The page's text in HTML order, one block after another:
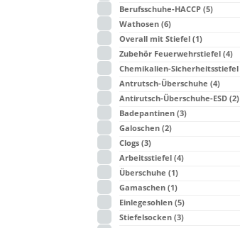
Berufsschuhe-HACCP (5)
Wathosen (6)
Overall mit Stiefel (1)
Zubehör Feuerwehrstiefel (4)
Chemikalien-Sicherheitsstiefel
Antrutsch-Überschuhe (4)
Antirutsch-Überschuhe-ESD (2)
Badepantinen (3)
Galoschen (2)
Clogs (3)
Arbeitsstiefel (4)
Überschuhe (1)
Gamaschen (1)
Einlegesohlen (5)
Stiefelsocken (3)